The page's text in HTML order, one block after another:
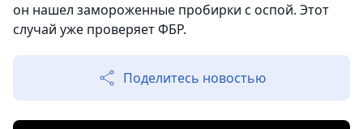
он нашел замороженные пробирки с оспой. Этот
случай уже проверяет ФБР.
Поделитесь новостью